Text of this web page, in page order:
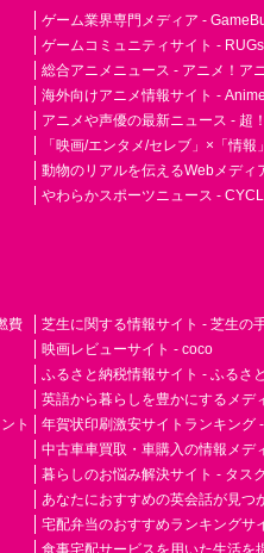
ゲーム業界専門メディア -
ゲームコミュニティサイト -
総合アニメニュース - アニメ！ア
海外向けアニメ情報サイト -
アニメや声優の最新ニュース - 超
「映画/エンタメ/セレブ」×「情報
動物のリアルを伝えるWebメディ
やわらかスポーツニュース -
費
ト
芝生に関する情報サイト - 芝生の
映画レビューサイト - coco
ふるさと納税情報サイト - ふるさ
英語から暮らしを豊かにするメデ
年賀状印刷激安サイトランキング
中古車車買取・車購入の情報メデ
暮らしのお悩み解決サイト - タス
あなたにおすすめの英会話が見つ
宅配弁当のおすすめランキングサ
食事宅配サービスを用いた生活を